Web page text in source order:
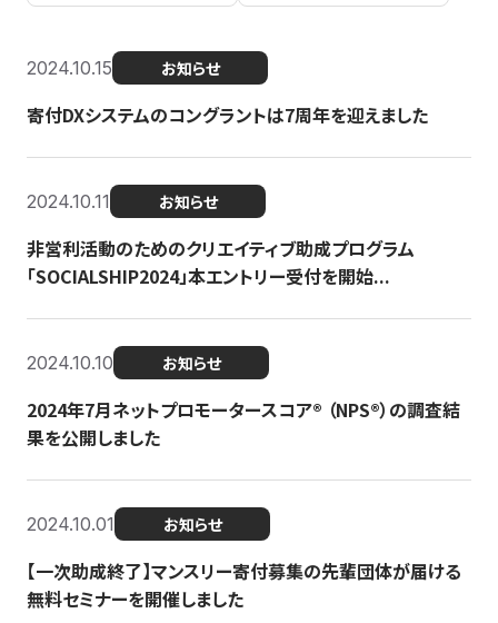
2024.10.15 お知らせ
寄付DXシステムのコングラントは7周年を迎えました
2024.10.11 お知らせ
非営利活動のためのクリエイティブ助成プログラム
「SOCIALSHIP2024」本エントリー受付を開始...
2024.10.10 お知らせ
2024年7月ネットプロモータースコア®︎ （NPS®︎）の調査結
果を公開しました
2024.10.01 お知らせ
【一次助成終了】マンスリー寄付募集の先輩団体が届ける
無料セミナーを開催しました